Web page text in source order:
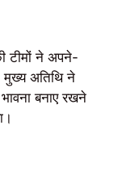
टीमों ने अपने-
मुख्य अतिथि ने
बनाए रखने